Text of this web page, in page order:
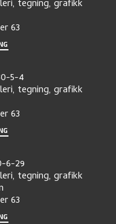
tegning, grafikk
63
5-4
tegning, grafikk
63
6-29
tegning, grafikk
63